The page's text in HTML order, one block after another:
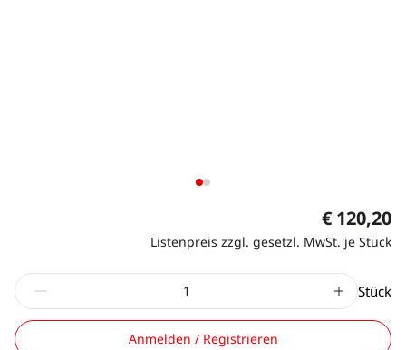
€ 120,20
Listenpreis zzgl. gesetzl. MwSt. je Stück
Stück
Anmelden / Registrieren